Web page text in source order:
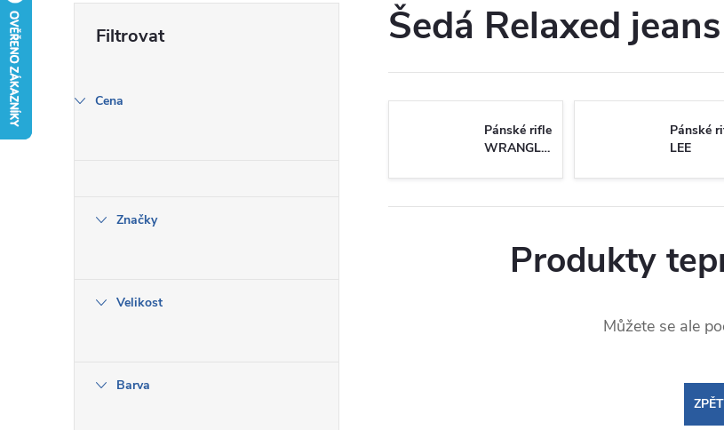
s Cena
Značky
Velikost
Barva
Šedá Relaxed
Pánské rifle
WRANGLER
Pánské
LEE
Produkty
Můžete se ale